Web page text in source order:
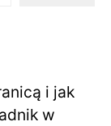
i jak
w